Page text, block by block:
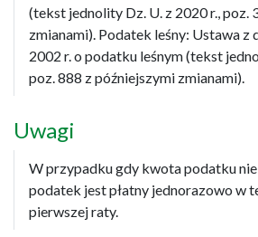
(tekst jednolity Dz. U. z 2020 r., poz.
zmianami). Podatek leśny: Ustawa z
2002 r. o podatku leśnym (tekst
poz. 888 z późniejszymi zmianami).
Uwagi
W przypadku gdy kwota podatku
podatek jest płatny jednorazowo w
pierwszej raty.